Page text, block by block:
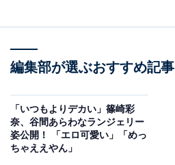
編集部が選ぶおすすめ記事
「いつもよりデカい」篠崎彩
奈、谷間あらわなランジェリー
姿公開！ 「エロ可愛い」「めっ
ちゃええやん」